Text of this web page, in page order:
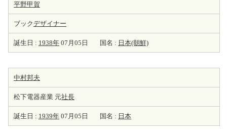
平野甲賀
ブックデザイナー
誕生日 : 1938年 07月05日 国名 : 日本(朝鮮)
中村邦夫
松下電器産業 元社長
誕生日 : 1939年 07月05日 国名 : 日本